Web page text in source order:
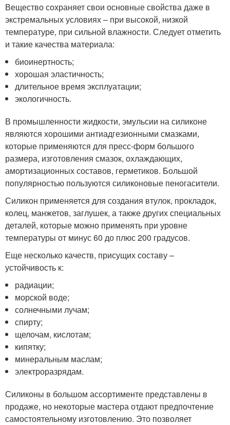
Вещество сохраняет свои основные свойства даже в
экстремальных условиях – при высокой, низкой
температуре, при сильной влажности. Следует отметить
и такие качества материала:
биоинертность;
хорошая эластичность;
длительное время эксплуатации;
экологичность.
В промышленности жидкости, эмульсии на силиконе
являются хорошими антиадгезионными смазками,
которые применяются для пресс-форм большого
размера, изготовления смазок, охлаждающих,
амортизационных составов, герметиков. Большой
популярностью пользуются силиконовые пеногасители.
Силикон применяется для создания втулок, прокладок,
колец, манжетов, заглушек, а также других специальных
деталей, которые можно применять при уровне
температуры от минус 60 до плюс 200 градусов.
Еще несколько качеств, присущих составу –
устойчивость к:
радиации;
морской воде;
солнечными лучам;
спирту;
щелочам, кислотам;
кипятку;
минеральным маслам;
электроразрядам.
Силиконы в большом ассортименте представлены в
продаже, но некоторые мастера отдают предпочтение
самостоятельному изготовлению. Это позволяет